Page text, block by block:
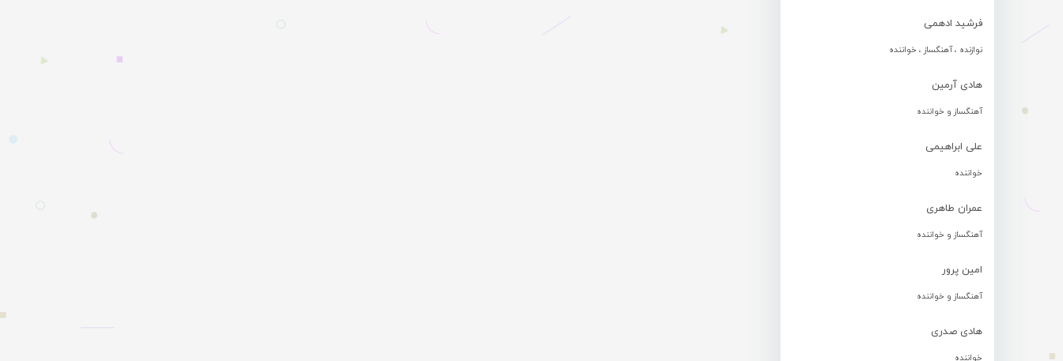
فرشید ادهمی
نوازنده ، آهنگساز ، خواننده
هادی آرمین
آهنگساز و خواننده
علی ابراهیمی
خواننده
عمران طاهری
آهنگساز و خواننده
امین پرور
آهنگساز و خواننده
هادی صدری
خواننده